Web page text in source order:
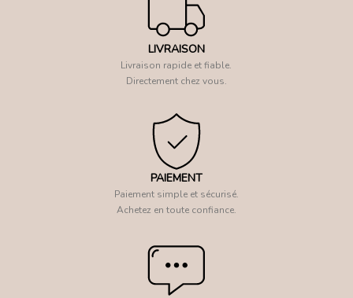
LIVRAISON
Livraison rapide et fiable.
Directement chez vous.
PAIEMENT
Paiement simple et sécurisé.
Achetez en toute confiance.